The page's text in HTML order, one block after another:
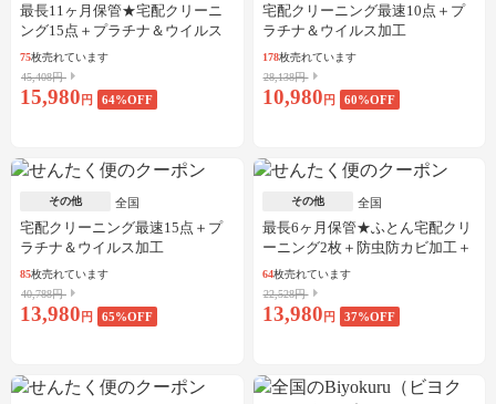
最長11ヶ月保管★宅配クリーニ
ング15点＋プラチナ＆ウイルス
加工
75枚売れています
45,408円
15,980 円 64%OFF
宅配クリーニング最速10点＋プ
ラチナ＆ウイルス加工
178枚売れています
28,138円
10,980 円 60%OFF
その他 全国
宅配クリーニング最速15点＋プ
ラチナ＆ウイルス加工
85枚売れています
40,788円
13,980 円 65%OFF
その他 全国
最長6ヶ月保管★ふとん宅配クリ
ーニング2枚＋防虫防カビ加工＋
しみ抜き
64枚売れています
22,528円
13,980 円 37%OFF